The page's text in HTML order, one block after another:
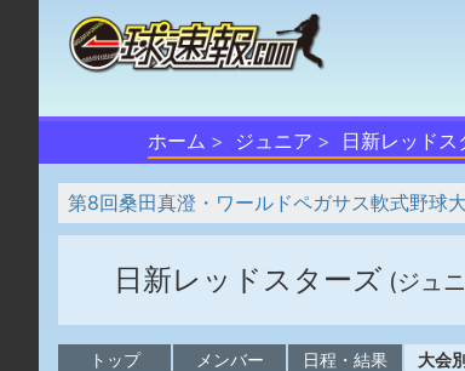
ホーム ジュニア 日新レッドス
第8回桑田真澄・ワールドペガサス軟式野球
日新レッドスターズ (ジュ
トップ メンバー 日程・結果 大会